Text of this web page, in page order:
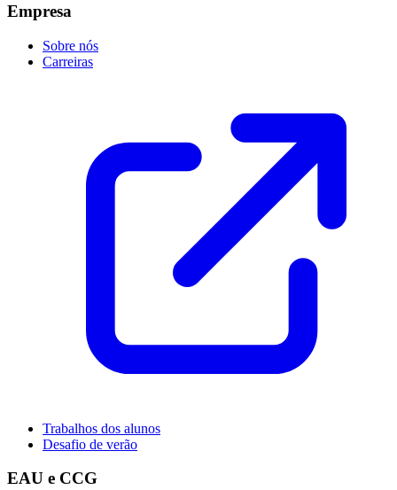
Empresa
Sobre nós
Carreiras
Trabalhos dos alunos
Desafio de verão
EAU e CCG